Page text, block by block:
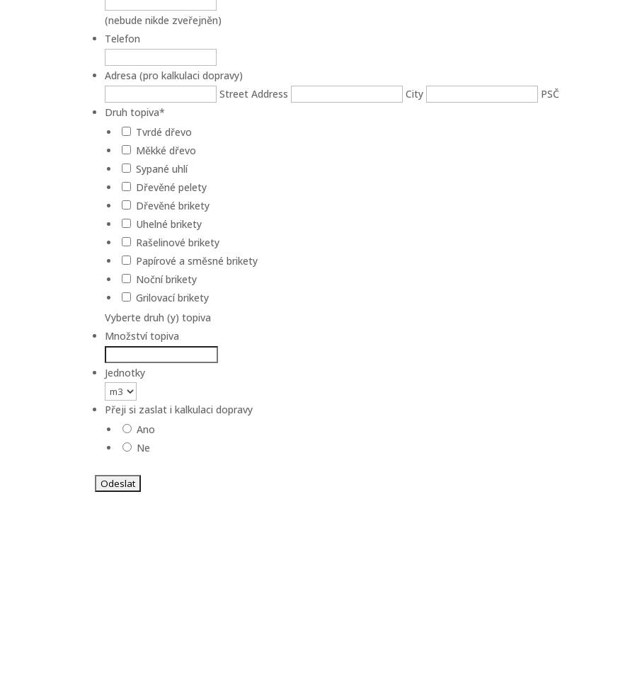
(nebude nikde zveřejněn)
Telefon
Adresa (pro kalkulaci dopravy)
Street Address
City
PSČ
Druh topiva*
Tvrdé dřevo
Měkké dřevo
Sypané uhlí
Dřevěné pelety
Dřevěné brikety
Uhelné brikety
Rašelinové brikety
Papírové a směsné brikety
Noční brikety
Grilovací brikety
Vyberte druh (y) topiva
Množství topiva
Jednotky
Přeji si zaslat i kalkulaci dopravy
Ano
Ne